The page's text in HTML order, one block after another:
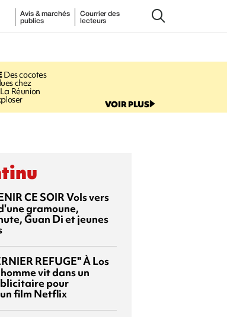
Avis & marchés
publics
Courrier des
lecteurs
Des cocotes
chez
Réunion
VOIR PLUS
CE SOIRVols vers
gramoune,
Guan Di et jeunes
REFUGE"À Los
vit dans un
pour
film Netflix